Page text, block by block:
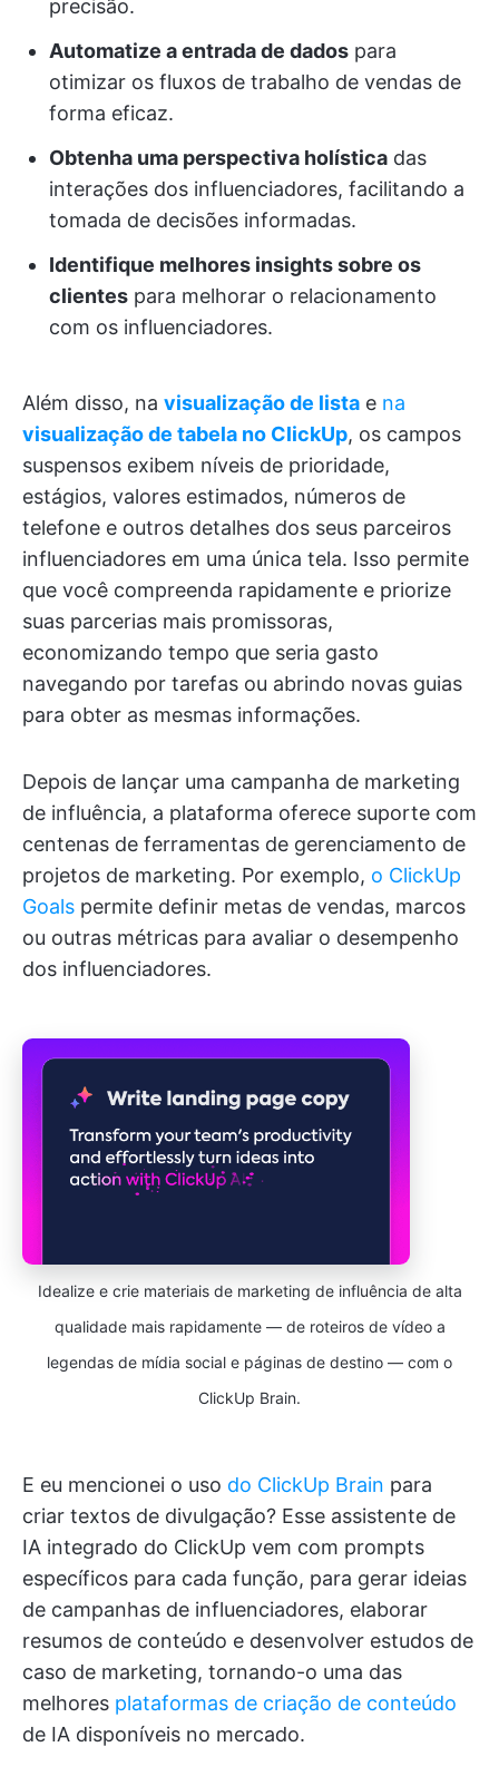
precisão.
Automatize a entrada de dados para
otimizar os fluxos de trabalho de vendas de
forma eficaz.
Obtenha uma perspectiva holística das
interações dos influenciadores, facilitando a
tomada de decisões informadas.
Identifique melhores insights sobre os
clientes para melhorar o relacionamento
com os influenciadores.
Além disso, na visualizaçãode lista e na
visualização de tabela no ClickUp, os campos
suspensos exibem níveis de prioridade,
estágios, valores estimados, números de
telefone e outros detalhes dos seus parceiros
influenciadores em uma única tela. Isso permite
que você compreenda rapidamente e priorize
suas parcerias mais promissoras,
economizando tempo que seria gasto
navegando por tarefas ou abrindo novas guias
para obter as mesmas informações.
Depois de lançar uma campanha de marketing
de influência, a plataforma oferece suporte com
centenas de ferramentas de gerenciamento de
projetos de marketing. Por exemplo, o ClickUp
Goals permite definir metas de vendas, marcos
ou outras métricas para avaliar o desempenho
dos influenciadores.
Idealize e crie materiais de marketing de influência de alta
qualidade mais rapidamente — de roteiros de vídeo a
legendas de mídia social e páginas de destino — com o
ClickUp Brain.
E eu mencionei o uso do ClickUp Brain para
criar textos de divulgação? Esse assistente de
IA integrado do ClickUp vem com prompts
específicos para cada função, para gerar ideias
de campanhas de influenciadores, elaborar
resumos de conteúdo e desenvolver estudos de
caso de marketing, tornando-o uma das
melhores plataformas de criação de conteúdo
de IA disponíveis no mercado.